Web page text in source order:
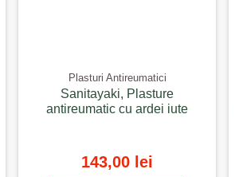
Plasturi Antireumatici
Sanitayaki, Plasture
antireumatic cu ardei iute
143,00 lei